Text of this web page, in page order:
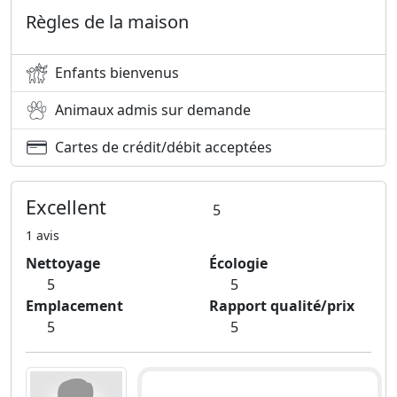
Règles de la maison
Enfants bienvenus
Animaux admis sur demande
Cartes de crédit/débit acceptées
Excellent 5
1 avis
Nettoyage
5
Écologie
5
Emplacement
5
Rapport qualité/prix
5